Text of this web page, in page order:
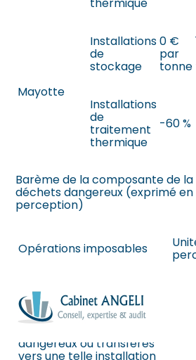
Aller
au
thermique
Mayotte
Installations
de
stockage
0 €
par
tonne
Installations
de
traitement
thermique
-60 %
Barème de la composante de la
déchets dangereux (exprimé
perception)
Opérations imposables
Déchets réceptionnés
dans une installation
autorisée de traitement
dangereux ou transférés
vers une telle installation